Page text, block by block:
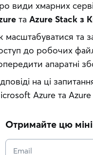
види хмарних
та Azure Stack з
масштабуватися та
до робочих
апаратні
на ці
Azure та Azure
Отримайте цю